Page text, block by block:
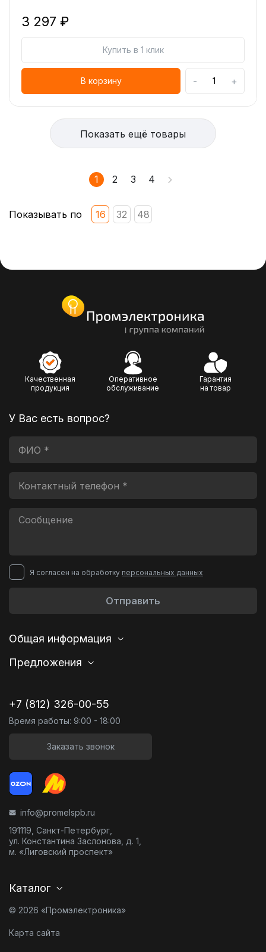
3 297 ₽
Купить в 1 клик
В корзину - +
Показать ещё товары
1 2 3 4
Показывать по 16 32 48
Качественная
продукция
Оперативное
обслуживание
Гарантия
на товар
У Вас есть вопрос?
Я согласен на обработку персональных данных
Отправить
Общая информация
Предложения
+7 (812) 326-00-55
Время работы: 9:00 - 18:00
Заказать звонок
info@promelspb.ru
191119, Санкт-Петербург,
ул. Константина Заслонова, д. 1,
м. «Лиговский проспект»
Каталог
© 2026 «Промэлектроника»
Карта сайта